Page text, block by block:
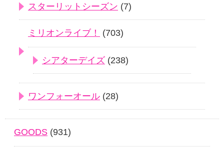
スターリットシーズン (7)
ミリオンライブ！ (703)
シアターデイズ (238)
ワンフォーオール (28)
GOODS (931)